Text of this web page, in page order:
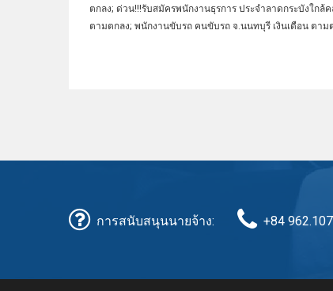
ตกลง; ด่วน!!!รับสมัครพนักงานธุรการ ประจําลาดกระบังใกล้
ตามตกลง; พนักงานขับรถ คนขับรถ จ.นนทบุรี เงินเดือน ตาม
การสนับสนุนนายจ้าง: +84